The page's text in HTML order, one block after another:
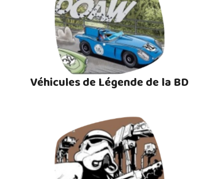
Véhicules de Légende de la BD